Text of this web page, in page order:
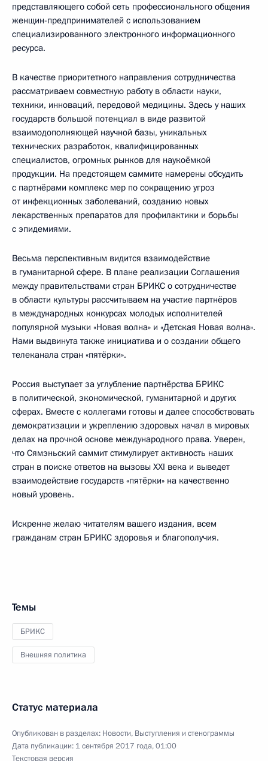
представляющего собой сеть профессионального общения
женщин-предпринимателей с использованием
специализированного электронного информационного
ресурса.
В качестве приоритетного направления сотрудничества
рассматриваем совместную работу в области науки,
техники, инноваций, передовой медицины. Здесь у наших
государств большой потенциал в виде развитой
взаимодополняющей научной базы, уникальных
технических разработок, квалифицированных
специалистов, огромных рынков для наукоёмкой
продукции. На предстоящем саммите намерены обсудить
с партнёрами комплекс мер по сокращению угроз
от инфекционных заболеваний, созданию новых
лекарственных препаратов для профилактики и борьбы
с эпидемиями.
Весьма перспективным видится взаимодействие
в гуманитарной сфере. В плане реализации Соглашения
между правительствами стран БРИКС о сотрудничестве
в области культуры рассчитываем на участие партнёров
в международных конкурсах молодых исполнителей
популярной музыки «Новая волна» и «Детская Новая волна».
Нами выдвинута также инициатива и о создании общего
телеканала стран «пятёрки».
Россия выступает за углубление партнёрства БРИКС
в политической, экономической, гуманитарной и других
сферах. Вместе с коллегами готовы и далее способствовать
демократизации и укреплению здоровых начал в мировых
делах на прочной основе международного права. Уверен,
что Сямэньский саммит стимулирует активность наших
стран в поиске ответов на вызовы XXI века и выведет
взаимодействие государств «пятёрки» на качественно
новый уровень.
Искренне желаю читателям вашего издания, всем
гражданам стран БРИКС здоровья и благополучия.
Темы
БРИКС
Внешняя политика
Статус материала
Опубликован в разделах: Новости, Выступления и стенограммы
Дата публикации: 1 сентября 2017 года, 01:00
Текстовая версия